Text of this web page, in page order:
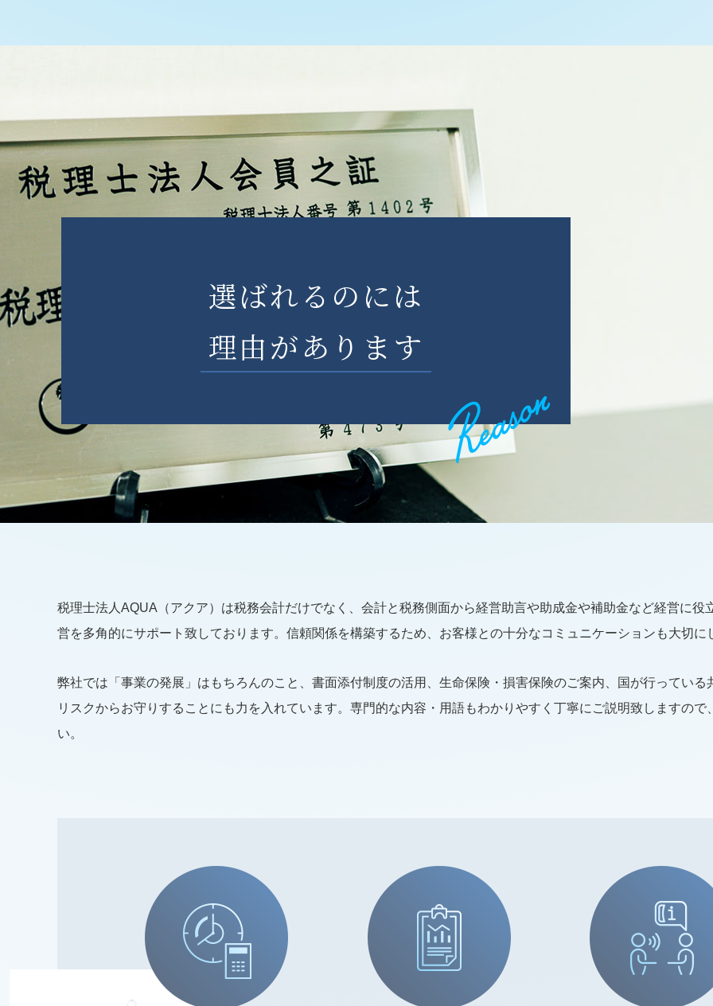
選ばれるのには
理由があります
税理士法人AQUA（アクア）は税務会計だけでなく、会計と税務側面から経営助言や助成金や補助金など経営に
営を多角的にサポート致しております。信頼関係を構築するため、お客様との十分なコミュニケーションも大切に
弊社では「事業の発展」はもちろんのこと、書面添付制度の活用、生命保険・損害保険のご案内、国が行ってい
リスクからお守りすることにも力を入れています。専門的な内容・用語もわかりやすく丁寧にご説明致しますの
い。